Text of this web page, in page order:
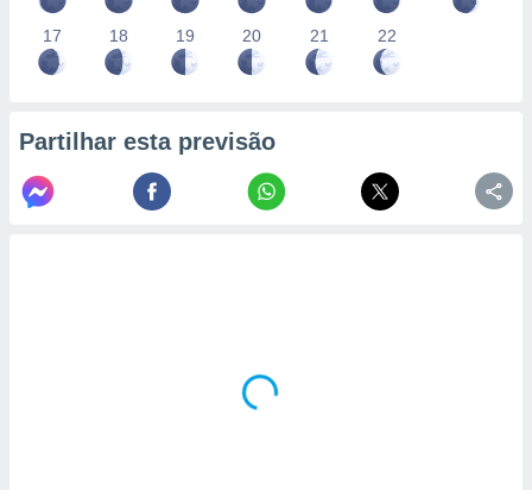
17 18 19 20 21 22
Partilhar esta previsão